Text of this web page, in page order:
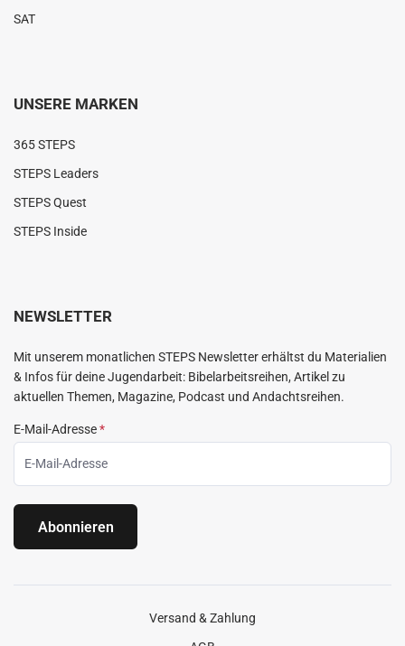
SAT
UNSERE MARKEN
365 STEPS
STEPS Leaders
STEPS Quest
STEPS Inside
NEWSLETTER
Mit unserem monatlichen STEPS Newsletter erhältst du Materialien
& Infos für deine Jugendarbeit: Bibelarbeitsreihen, Artikel zu
aktuellen Themen, Magazine, Podcast und Andachtsreihen.
E-Mail-Adresse*
Abonnieren
Versand & Zahlung